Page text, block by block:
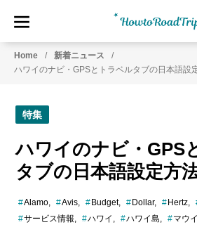
HowtoRoadTrip.com
Home
新着ニュース
ハワイのナビ・GPSとトラベルタブの日本語設
特集
ハワイのナビ・GPS
タブの日本語設定方
Alamo Avis Budget Dollar Hertz
サービス情報
ハワイ ハワイ島 マウ